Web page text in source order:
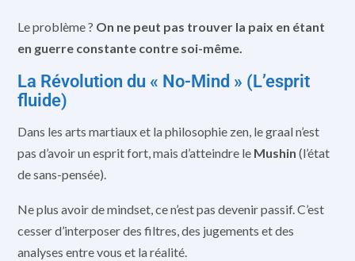
Le problème ? On ne peut pas trouver la paix en étant
en guerre constante contre soi-même.
La Révolution du « No-Mind » (L’esprit
fluide)
Dans les arts martiaux et la philosophie zen, le graal n’est
pas d’avoir un esprit fort, mais d’atteindre le Mushin (l’état
de sans-pensée).
Ne plus avoir de mindset, ce n’est pas devenir passif. C’est
cesser d’interposer des filtres, des jugements et des
analyses entre vous et la réalité.